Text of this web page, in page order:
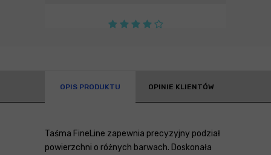
OPIS PRODUKTU OPINIE KLIENTÓW
Taśma FineLine zapewnia precyzyjny podział
powierzchni o różnych barwach. Doskonała